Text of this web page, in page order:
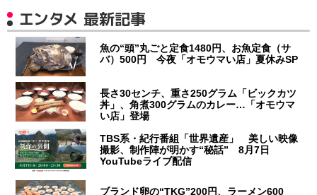
エンタメ 最新記事
魚の“頭”丸ごと定食1480円、お魚定食（サ
バ）500円 今夜「オモウマい店」夏休みSP
長さ30センチ、重さ250グラム「ビックカツ
丼」、角煮300グラムのカレー…「オモウマ
い店」登場
TBS系・紀行番組「世界遺産」 美しい映像
撮影、制作陣が明かす“秘話” 8月7日
YouTubeライブ配信
ブランド卵の“TKG”200円、ラーメン600